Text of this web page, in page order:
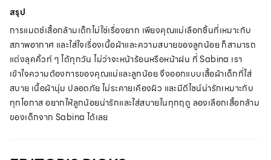
สรุป
การแมตช์เสื้อกล้ามเด็กไม่ใช่เรื่องยาก เพียงคุณแม่เลือกชิ้นที่เหมาะกับ
สภาพอากาศ และใส่ใจเรื่องเนื้อผ้าและความสบายของลูกน้อย ก็สามารถ
แต่งลุคคิ้วท์ ๆ ได้ทุกวัน ไม่ว่าจะหน้าร้อนหรือหน้าฝน ที่ Sabina เรา
เข้าใจความต้องการของคุณแม่และลูกน้อย จึงออกแบบเสื้อผ้าเด็กที่ใส่
สบาย เนื้อผ้านุ่ม ปลอดภัย ไม่ระคายเคืองผิว และมีดีไซน์น่ารักเหมาะกับ
ทุกโอกาส อยากให้ลูกน้อยน่ารักและใส่สบายในทุกฤดู ลองเลือกเสื้อกล้าม
ของเด็กจาก Sabina ได้เลย